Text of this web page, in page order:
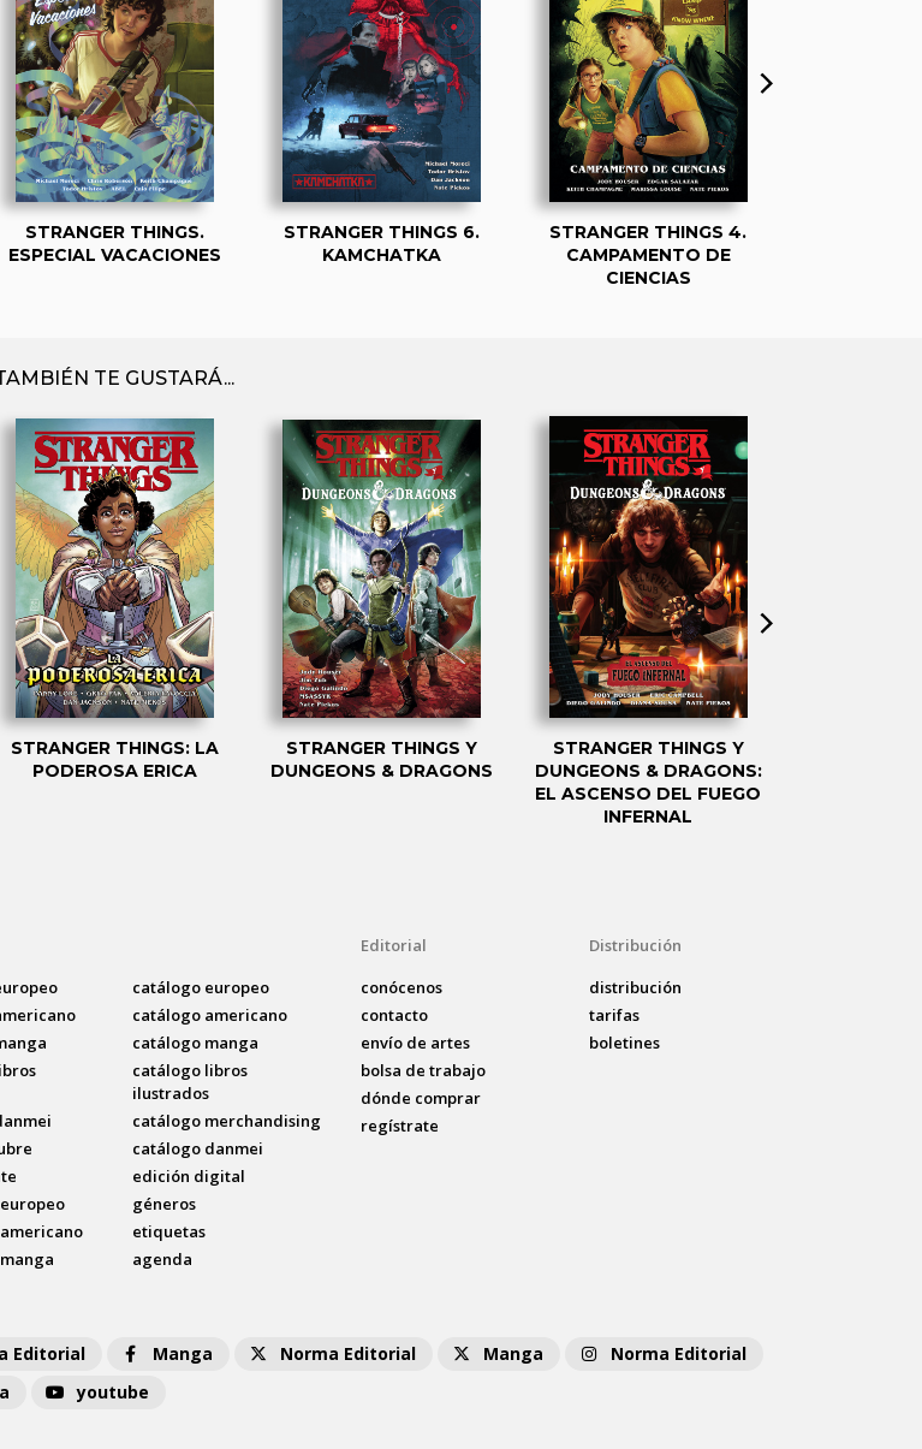
STRANGER THINGS.
ESPECIAL VACACIONES
STRANGER THINGS 6.
KAMCHATKA
STRANGER THINGS 4.
CAMPAMENTO DE
CIENCIAS
TE GUSTARÁ...
STRANGER THINGS: LA
PODEROSA ERICA
STRANGER THINGS Y
DUNGEONS & DRAGONS
STRANGER THINGS Y
DUNGEONS & DRAGONS:
EL ASCENSO DEL FUEGO
INFERNAL
catálogo europeo
catálogo americano
catálogo manga
catálogo libros
ilustrados
catálogo merchandising
catálogo danmei
edición digital
géneros
etiquetas
agenda
Editorial
conócenos
contacto
envío de artes
bolsa de trabajo
dónde comprar
regístrate
Distribución
distribución
tarifas
boletines
Editorial Manga Norma Editorial Manga
Norma Editorial
youtube